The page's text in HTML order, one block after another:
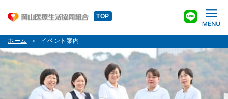
TOP
ホーム イベント案内